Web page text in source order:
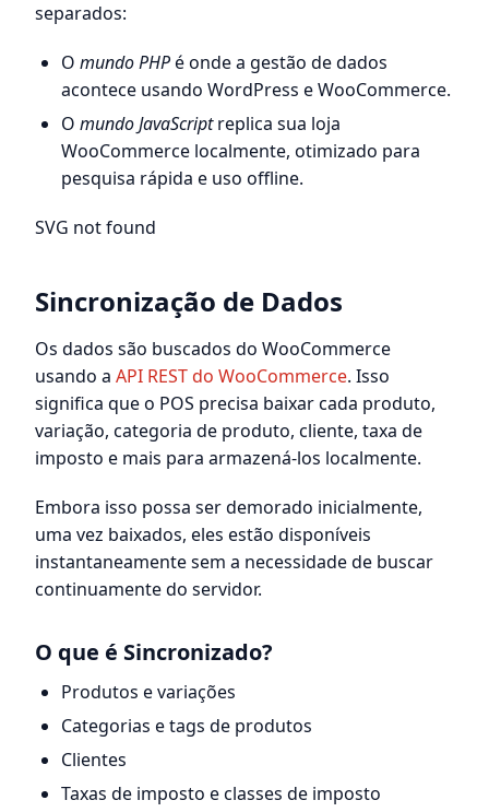
separados:
O mundo PHPé onde a gestão de dados
acontece usando WordPress e WooCommerce.
O mundo JavaScriptreplica sua loja
WooCommerce localmente, otimizado para
pesquisa rápida e uso offline.
SVG not found
Sincronização de Dados
Os dados são buscados do WooCommerce
usando a API REST do WooCommerce. Isso
significa que o POS precisa baixar cada produto,
variação, categoria de produto, cliente, taxa de
imposto e mais para armazená-los localmente.
Embora isso possa ser demorado inicialmente,
uma vez baixados, eles estão disponíveis
instantaneamente sem a necessidade de buscar
continuamente do servidor.
O que é Sincronizado?
Produtos e variações
Categorias e tags de produtos
Clientes
Taxas de imposto e classes de imposto